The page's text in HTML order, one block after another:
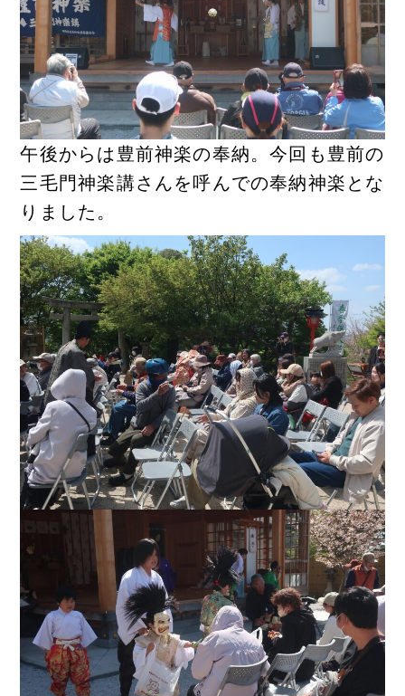
午後からは豊前神楽の奉納。今回も豊前の
三毛門神楽講さんを呼んでの奉納神楽とな
りました。